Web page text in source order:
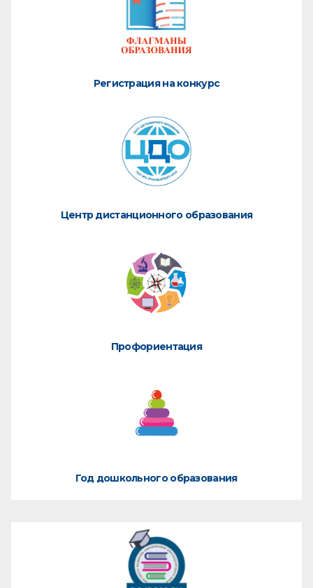
Регистрация на конкурс
Центр дистанционного образования
Профориентация
Год дошкольного образования